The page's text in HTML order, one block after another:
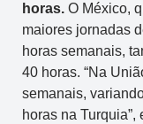
horas. O México,
maiores jornadas
horas semanais,
40 horas. “Na
semanais,
horas na